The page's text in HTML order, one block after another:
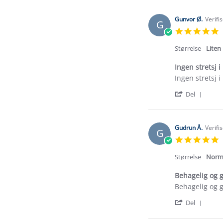
G Gunvor Ø.
Størrelse Liten
Ingen stretsj
Review
Gunvor
on
Jul
2026
review
Ingen
i
Ingen stretsj
Del
Ø.
on
5
Jul
G Gudrun Å.
Størrelse
Behagelig og
Review
Gudrun
on
review
Behagelig
god
Behagelig og
Del